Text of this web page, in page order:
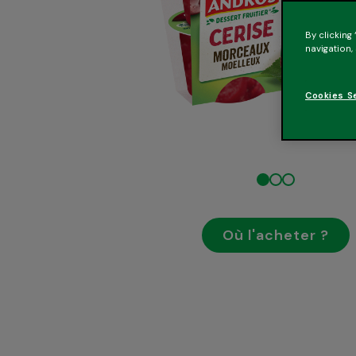
Où l'acheter ?
By clicking
navigation,
Cookies